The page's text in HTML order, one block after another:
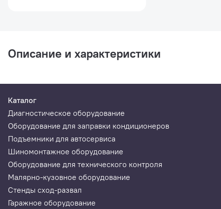
Описание и характеристики
Каталог
Диагностическое оборудование
Оборудование для заправки кондиционеров
Подъемники для автосервиса
Шиномонтажное оборудование
Оборудование для технического контроля
Малярно-кузовное оборудование
Стенды сход-развал
Гаражное оборудование